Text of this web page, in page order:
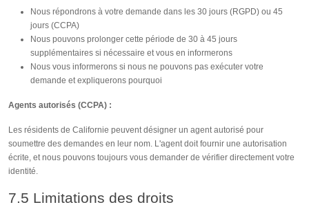
Nous répondrons à votre demande dans les 30 jours (RGPD) ou 45
jours (CCPA)
Nous pouvons prolonger cette période de 30 à 45 jours
supplémentaires si nécessaire et vous en informerons
Nous vous informerons si nous ne pouvons pas exécuter votre
demande et expliquerons pourquoi
Agents autorisés (CCPA) :
Les résidents de Californie peuvent désigner un agent autorisé pour
soumettre des demandes en leur nom. L'agent doit fournir une autorisation
écrite, et nous pouvons toujours vous demander de vérifier directement votre
identité.
7.5 Limitations des droits